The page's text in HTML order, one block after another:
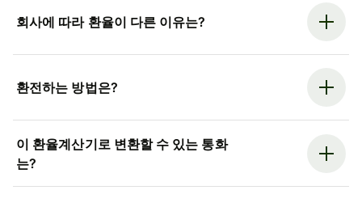
회사에 따라 환율이 다른 이유는?
환전하는 방법은?
이 환율계산기로 변환할 수 있는 통화
는?